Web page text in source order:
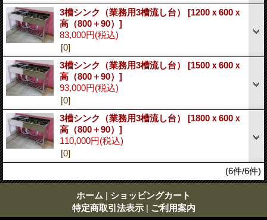
3槽シンク（業務用3槽流し台） [1200ｘ600ｘ
高（800＋90）]
83,000円(税込)
[0]
3槽シンク（業務用3槽流し台） [1500ｘ600ｘ
高（800＋90）]
93,000円(税込)
[0]
3槽シンク（業務用3槽流し台） [1800ｘ600ｘ
高（800＋90）]
110,000円(税込)
[0]
(6件/6件)
ホーム | ショッピングカート
特定商取引法表示 | ご利用案内